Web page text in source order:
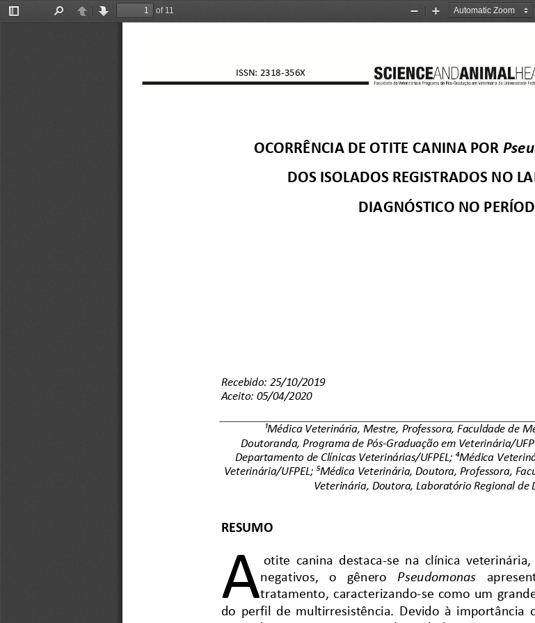
Toggle
PreviousNext
of 11
Zoom
Zoom
ISSN: 2318-356X
OCORRÊNCIA DE OTITE CANINA POR
DOS ISOLADOS REGISTRADOS NO
DIAGNÓSTICO NO
Recebido: 25/10/2019
Aceito: 05/04/2020
¹Médica Veterinária, Mestre, Professora, Faculdade de
Doutoranda, Programa de Pós-Graduação em Veterinária/
Departamento de Clínicas Veterinárias/UFPEL; ⁴Médica
Veterinária/UFPEL; ⁵Médica Veterinária, Doutora, Professora,
Veterinária, Doutora, Laboratório Regional de
RESUMO
otite  canina  destaca-se  na  clínica
negativos,   o   gênero
Pseudomonas
tratamento,  caracterizando-se  como  um
do  perfil  de  multirresistência.  Devido  à  importância
A